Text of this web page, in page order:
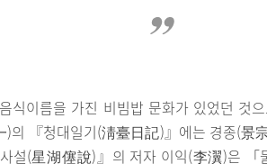
식이름을 가진 비빔밥 문화가 있었던 것
의 『청대일기(淸臺日記)』에는 경종(景
설(星湖僿說)』의 저자 이익(李瀷)은 「